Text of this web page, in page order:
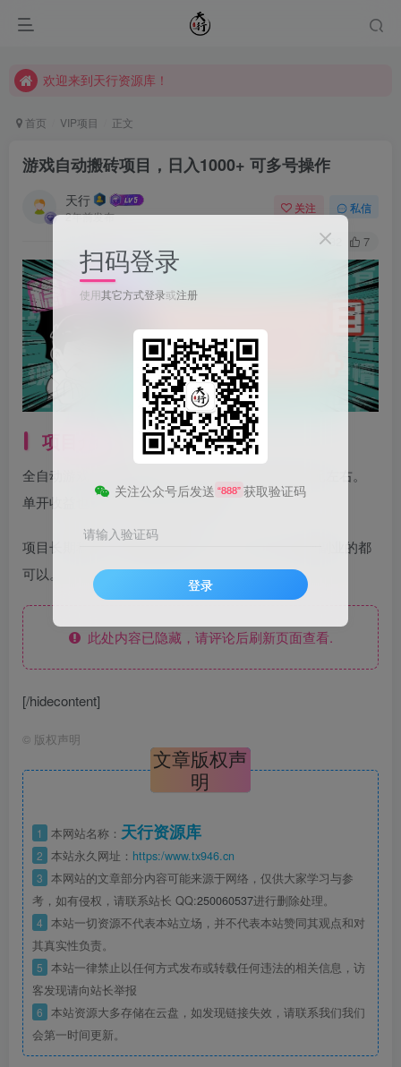
欢迎来到天行资源库！
首页 VIP项目 正文
游戏自动搬砖项目，日入1000+ 可多号操作
天行
2年前发布
关注 私信
32 7
项目介绍
全自动游戏挂机搬砖项目，单账号一天收益在200元左右。
单开收益也更多，游戏金币秒回收。
项目长期稳定，而且操作简单，小白，宝妈，想做副业的都
可以。
此处内容已隐藏，请评论后刷新页面查看.
[/hidecontent]
© 版权声明
文章版权声
明
1 本网站名称： 天行资源库
2 本站永久网址： https:/www.tx946.cn
3 本网站的文章部分内容可能来源于网络，仅供大家学习与参
考，如有侵权，请联系站长 QQ:250060537进行删除处理。
4 本站一切资源不代表本站立场，并不代表本站赞同其观点和对
其真实性负责。
5 本站一律禁止以任何方式发布或转载任何违法的相关信息，访
客发现请向站长举报
6 本站资源大多存储在云盘，如发现链接失效，请联系我们我们
会第一时间更新。
扫码登录
使用其它方式登录或注册
关注公众号后发送 “888” 获取验证码
请输入验证码
登录